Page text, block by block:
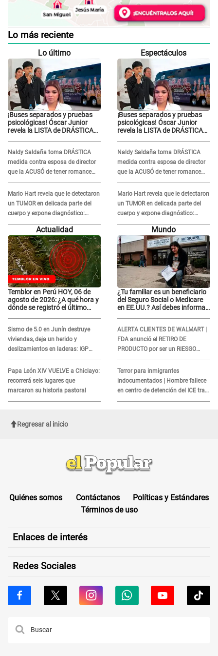
Lo más reciente
Lo último
¡Buses separados y pruebas
psicológicas! Óscar Junior
revela la LISTA de DRÁSTICAS
Naldy Saldaña
Naldy Saldaña toma DRÁSTICA
medida contra esposa de director
que la ACUSÓ de tener romance
con él: "Muy triste..."
Mario Hart revela que le detectaron
un TUMOR en delicada parte del
cuerpo y expone diagnóstico:
"Dolores muy fuertes..."
Espectáculos
¡Buses separados y pruebas
psicológicas! Óscar Junior
revela la LISTA de DRÁSTICAS
Naldy Saldaña
Naldy Saldaña toma DRÁSTICA
medida contra esposa de director
que la ACUSÓ de tener romance
con él: "Muy triste..."
Mario Hart revela que le detectaron
un TUMOR en delicada parte del
cuerpo y expone diagnóstico:
"Dolores muy fuertes..."
Actualidad
Temblor en Perú HOY, 06 de
agosto de 2026: ¿A qué hora y
dónde se registró el último
Sismo de 5.0 en Junín destruye
viviendas, deja un herido y
deslizamientos en laderas: IGP
alerta sobre posibles réplicas
Papa León XIV VUELVE a Chiclayo:
recorrerá seis lugares que
marcaron su historia pastoral
Mundo
¿Tu familiar es un beneficiario
del Seguro Social o Medicare
en EE.UU.? Así debes informar
ALERTA CLIENTES DE WALMART |
FDA anunció el RETIRO DE
PRODUCTO por ser un RIESGO
MORTAL para consumidores: ¿Cuál
es?
Terror para inmigrantes
indocumentados | Hombre fallece
en centro de detención del ICE tras
sufrir una "emergencia médica"
Regresar al inicio
Quiénes somos Contáctanos
Políticas y Estándares
Términos de uso
Enlaces de interés
Redes Sociales